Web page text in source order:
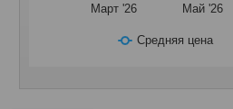
Средняя цена
Март '26 Май '26